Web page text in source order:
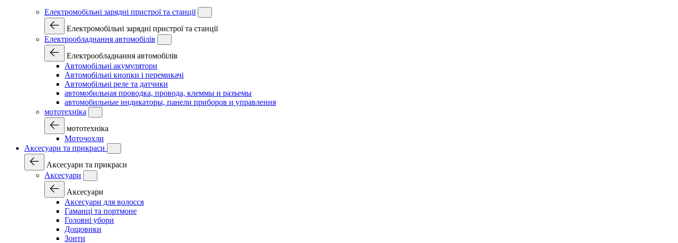
Електромобільні зарядні пристрої та станції
Електромобільні зарядні пристрої та станції
Електрообладнання автомобілів
Електрообладнання автомобілів
Автомобільні акумулятори
Автомобільні кнопки і перемикачі
Автомобільні реле та датчики
автомобильная проводка, провода, клеммы и разъемы
автомобильные индикаторы, панели приборов и управления
мототехніка
мототехніка
Моточохли
Аксесуари та прикраси
Аксесуари та прикраси
Аксесуари
Аксесуари
Аксесуари для волосся
Гаманці та портмоне
Головні убори
Дощовики
Зонти